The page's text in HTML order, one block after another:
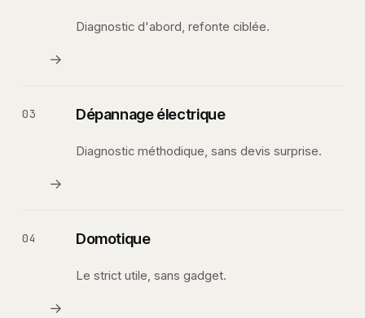
Diagnostic d'abord, refonte ciblée.
→
03 Dépannage électrique
Diagnostic méthodique, sans devis surprise.
→
04 Domotique
Le strict utile, sans gadget.
→